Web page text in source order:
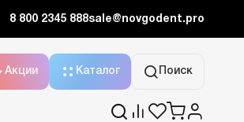
8 800 2345 888sale@novgodent.pro
Акции Каталог Поиск